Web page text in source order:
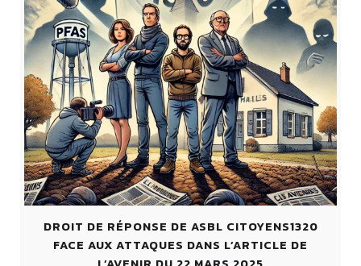
DROIT DE RÉPONSE DE ASBL CITOYENS1320
FACE AUX ATTAQUES DANS L’ARTICLE DE